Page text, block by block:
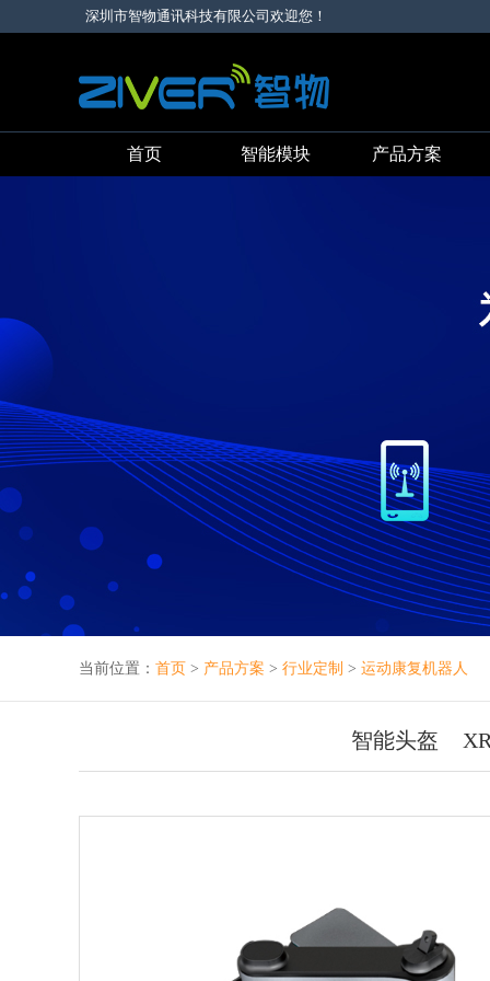
深圳市智物通讯科技有限公司欢迎您！
首页 智能模块 产品方案
当前位置： 首页 > 产品方案 > 行业定制 > 运动康复机器人
智能头盔